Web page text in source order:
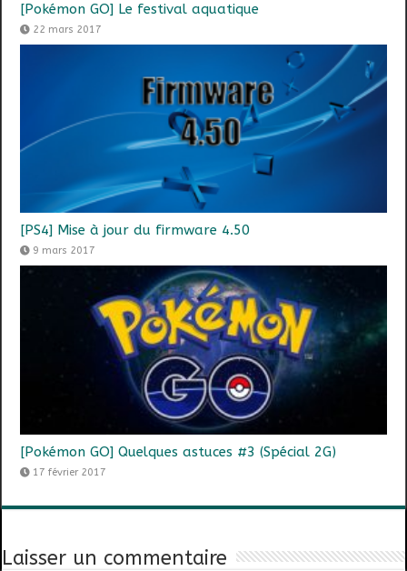
[Pokémon GO] Le festival aquatique
22 mars 2017
[PS4] Mise à jour du firmware 4.50
9 mars 2017
[Pokémon GO] Quelques astuces #3 (Spécial 2G)
17 février 2017
Laisser un commentaire